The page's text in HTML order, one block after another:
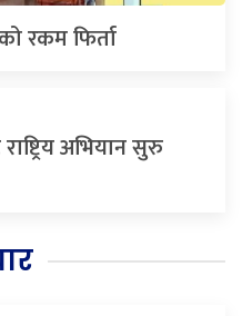
रकम फिर्ता
अभियान सुरु